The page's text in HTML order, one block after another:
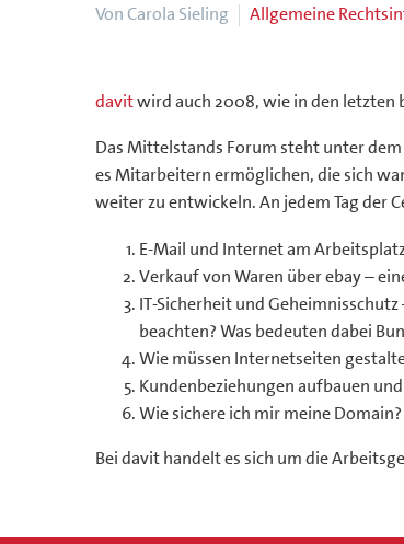
Von Carola Sieling Allgemeine
davitwird auch 2008, wie in den letzten
Das Mittelstands Forum steht unter
es Mitarbeitern ermöglichen, die sich
weiter zu entwickeln. An jedem Tag der
E-Mail und Internet am
Verkauf von Waren über ebay –
IT-Sicherheit und
beachten? Was bedeuten dabei
Wie müssen Internetseiten
Kundenbeziehungen aufbauen
Wie sichere ich mir meine
Bei davit handelt es sich um die